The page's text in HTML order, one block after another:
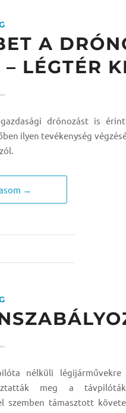
A
LÉGTÉR
drónozást is
ilyen tevékenység
→
nélküli légijárművekre
meg a
szemben támasztott